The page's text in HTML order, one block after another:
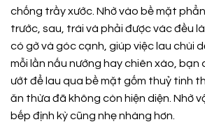
chống trầy xước. Nhờ vào bề mặt
trước, sau, trái và phải được vác đều
có gờ và góc cạnh, giúp việc lau chùi
mỗi lần nấu nướng hay chiên xào, bạn
ướt để lau qua bề mặt gốm thuỷ tinh
ăn thừa đã không còn hiện diện. Nhờ
bếp định kỳ cũng nhẹ nhàng hơn.